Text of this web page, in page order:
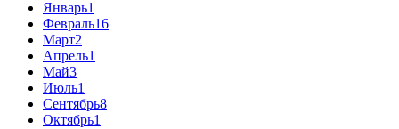
Январь1
Февраль16
Март2
Апрель1
Май3
Июль1
Сентябрь8
Октябрь1